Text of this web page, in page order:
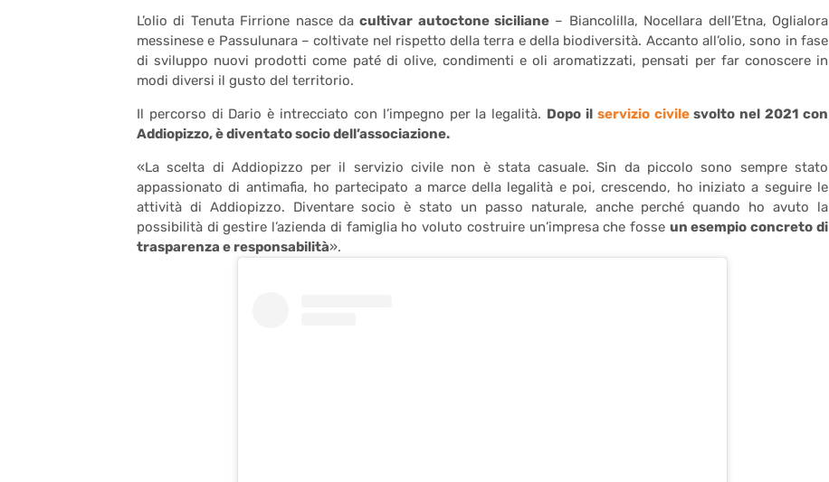
L’olio di Tenuta Firrione nasce dacultivar autoctone siciliane – Biancolilla, Nocellara dell’Etna, Oglialora
messinese e Passulunara – coltivate nel rispetto della terra e della biodiversità. Accanto all’olio, sono in fase
di sviluppo nuovi prodotti come paté di olive, condimenti e oli aromatizzati, pensati per far conoscere in
modi diversi il gusto del territorio.
Il percorso di Dario è intrecciato con l’impegno per la legalità. Dopo il servizio civilesvolto nel 2021 con
Addiopizzo, è diventato socio dell’associazione.
«La scelta di Addiopizzo per il servizio civile non è stata casuale. Sin da piccolo sono sempre stato
appassionato di antimafia, ho partecipato a marce della legalità e poi, crescendo, ho iniziato a seguire le
attività di Addiopizzo. Diventare socio è stato un passo naturale, anche perché quando ho avuto la
possibilità di gestire l’azienda di famiglia ho voluto costruire un’impresa che fosse un esempio concreto di
trasparenza e responsabilità».